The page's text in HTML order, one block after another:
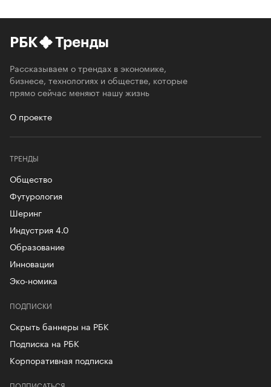
РБК Тренды
Рассказываем о трендах в экономике,
бизнесе, технологиях и обществе, которые
прямо сейчас меняют нашу жизнь
О проекте
ТРЕНДЫ
Общество
Футурология
Шеринг
Индустрия 4.0
Образование
Инновации
Эко-номика
ПОДПИСКИ
Скрыть баннеры на РБК
Подписка на РБК
Корпоративная подписка